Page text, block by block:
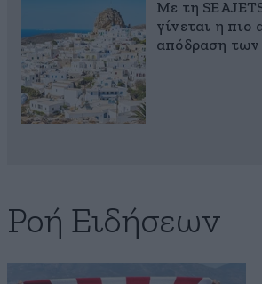
Με τη
γίνεται η πιο
απόδραση
Ροή Ειδήσεων